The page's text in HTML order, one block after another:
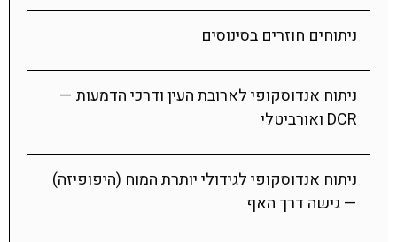
ניתוחים חוזרים בסינוסים
ניתוח אנדוסקופי לארובת העין ודרכי הדמעות —
DCR ואורביטלי
ניתוח אנדוסקופי לגידולי יותרת המוח (היפופיזה)
— גישה דרך האף